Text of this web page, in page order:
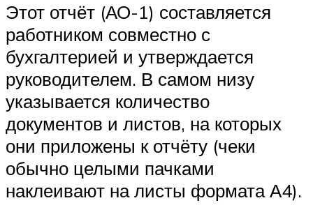
Этот отчёт (АО-1) составляется
работником совместно с
бухгалтерией и утверждается
руководителем. В самом низу
указывается количество
документов и листов, на которых
они приложены к отчёту (чеки
обычно целыми пачками
наклеивают на листы формата А4).